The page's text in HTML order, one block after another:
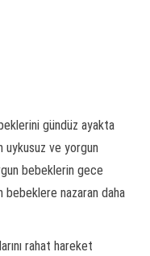
gündüz ayakta
uykusuz ve yorgun
bebeklerin gece
bebeklere nazaran daha
rahat hareket